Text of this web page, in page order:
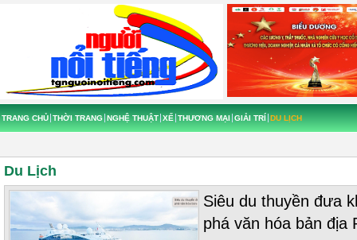
TRANG CHỦ THỜI TRANG NGHỆ THUẬT XẾ THƯƠNG MẠI GIẢI TRÍ DU LỊCH
Du Lịch
Siêu du thuyền đưa
phá văn hóa bản